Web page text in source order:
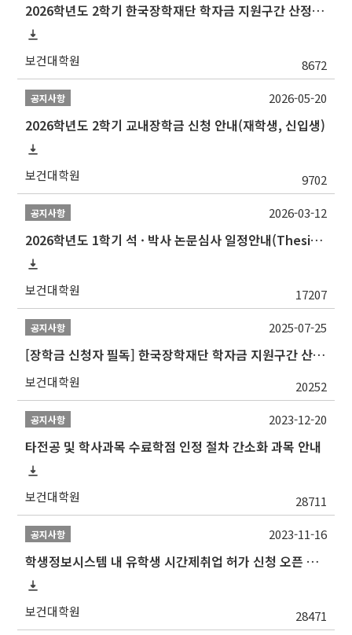
2026학년도 2학기 한국장학재단 학자금 지원구간 산정 신청 안내
보건대학원 8672
공지사항
2026학년도 2학기 교내장학금 신청 안내(재학생, 신입생)
보건대학원 9702
2026-05-20
공지사항
2026학년도 1학기 석 · 박사 논문심사 일정안내(Thesis Defense Schedules)
보건대학원 17207
2026-03-12
공지사항
[장학금 신청자 필독] 한국장학재단 학자금 지원구간 산정 권고
보건대학원 20252
2025-07-25
공지사항
타전공 및 학사과목 수료학점 인정 절차 간소화 과목 안내
보건대학원 28711
2023-12-20
공지사항
학생정보시스템 내 유학생 시간제취업 허가 신청 오픈 안내
보건대학원 28471
2023-11-16